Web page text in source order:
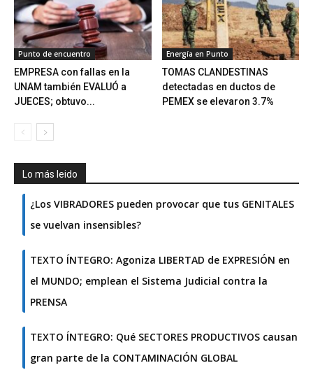
Punto de encuentro
EMPRESA con fallas en la
UNAM también EVALUÓ a
JUECES; obtuvo...
Energía en Punto
TOMAS CLANDESTINAS
detectadas en ductos de
PEMEX se elevaron 3.7%
Lo más leido
¿Los VIBRADORES pueden provocar que tus GENITALES
se vuelvan insensibles?
TEXTO ÍNTEGRO: Agoniza LIBERTAD de EXPRESIÓN en
el MUNDO; emplean el Sistema Judicial contra la
PRENSA
TEXTO ÍNTEGRO: Qué SECTORES PRODUCTIVOS causan
gran parte de la CONTAMINACIÓN GLOBAL